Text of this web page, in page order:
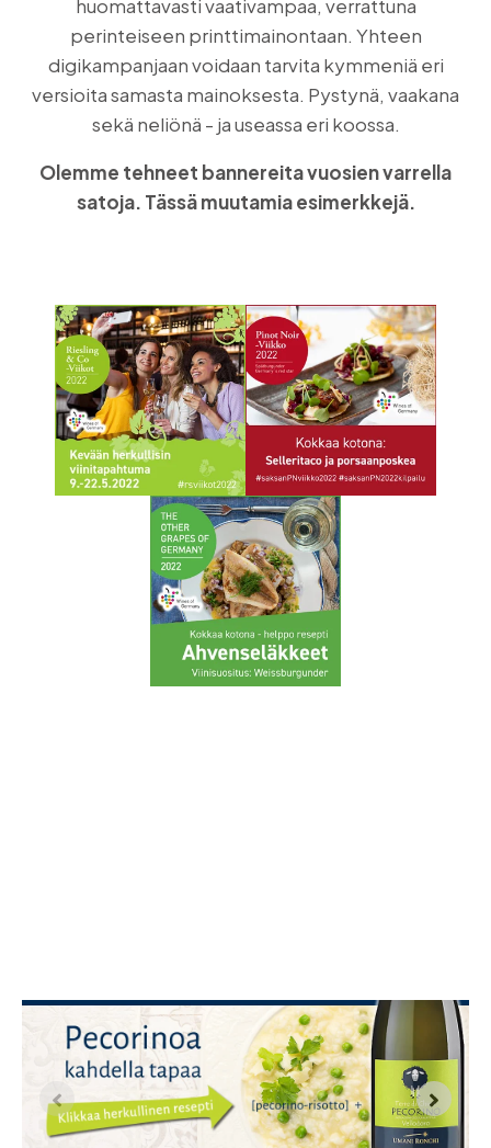
huomattavasti vaativampaa, verrattuna
perinteiseen printtimainontaan. Yhteen
digikampanjaan voidaan tarvita kymmeniä eri
versioita samasta mainoksesta. Pystynä, vaakana
sekä neliönä - ja useassa eri koossa.
Olemme tehneet bannereita vuosien varrella
satoja. Tässä muutamia esimerkkejä.